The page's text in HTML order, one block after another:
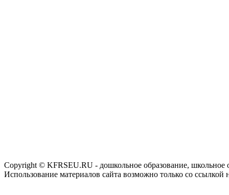
Copyright © KFRSEU.RU - дошкольное образование, школьное
Использование материалов сайта возможно только со ссылкой